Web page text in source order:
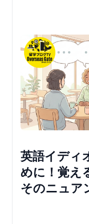
英語イディ
めに！覚え
そのニュア